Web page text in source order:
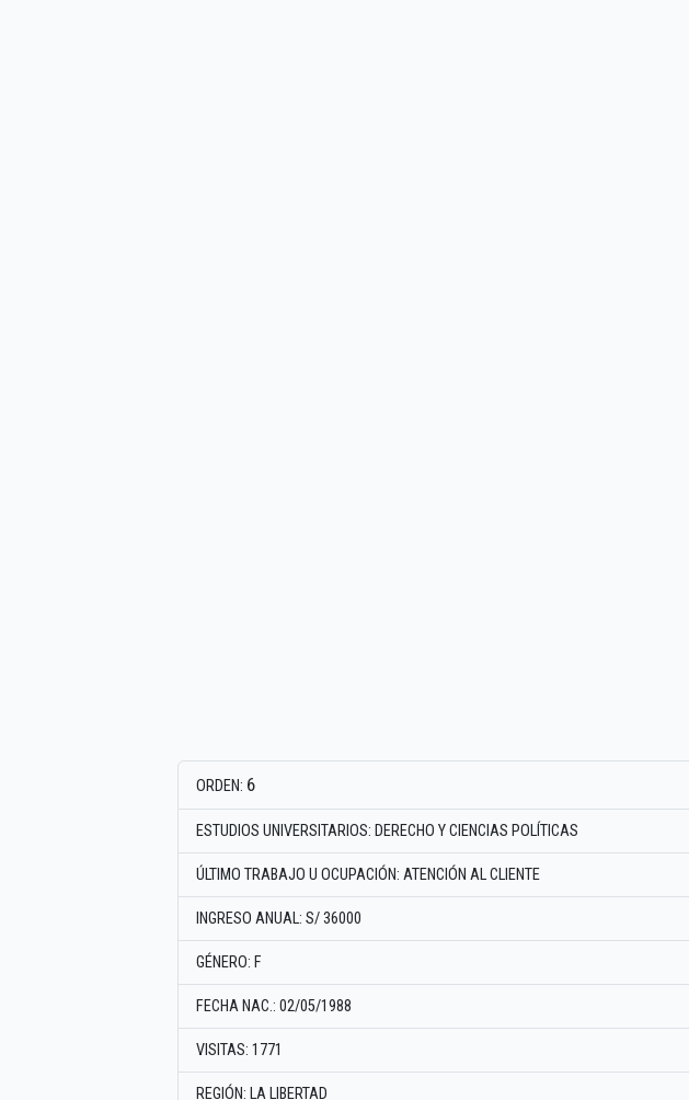
ORDEN: 6
ESTUDIOS UNIVERSITARIOS: DERECHO Y CIENCIAS POLÍTICAS
ÚLTIMO TRABAJO U OCUPACIÓN: ATENCIÓN AL CLIENTE
INGRESO ANUAL: S/ 36000
GÉNERO: F
FECHA NAC.: 02/05/1988
VISITAS: 1771
REGIÓN: LA LIBERTAD